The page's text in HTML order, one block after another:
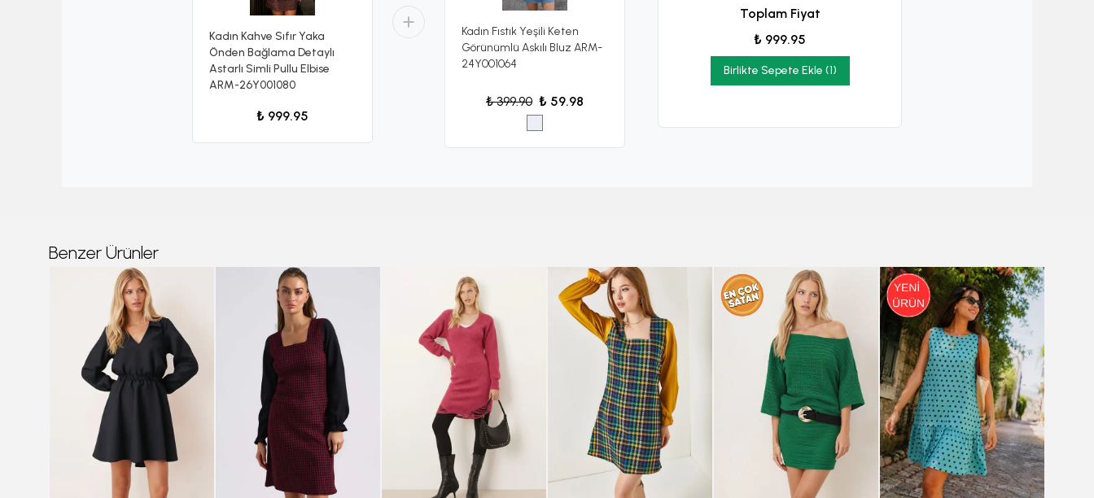
Kadın Kahve Sıfır Yaka
Önden Bağlama Detaylı
Astarlı Simli Pullu Elbise
ARM-26Y001080
₺ 999.95
Kadın Fıstık Yeşili Keten
Görünümlü Askılı Bluz ARM-
24Y001064
₺ 399.90 ₺ 59.98
Toplam Fiyat
₺ 999.95
Birlikte Sepete Ekle (1)
Benzer Ürünler